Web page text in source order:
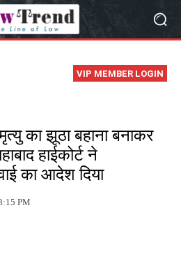
VIP MEMBER LOGIN
मृत्यु का झूठा बहाना बनाकर
हाईकोर्ट ने
का आदेश दिया
PM